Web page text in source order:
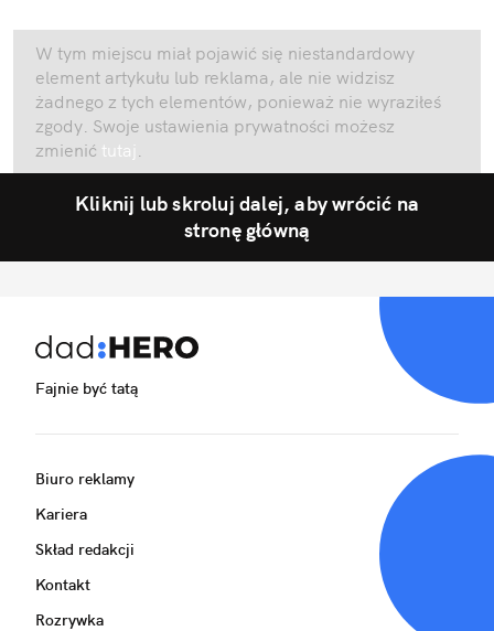
W tym miejscu miał pojawić się niestandardowy
element artykułu lub reklama, ale nie widzisz
żadnego z tych elementów, ponieważ nie wyraziłeś
zgody. Swoje ustawienia prywatności możesz
zmienić tutaj
Kliknij lub skroluj dalej, aby wrócić na
stronę główną
Fajnie być tatą
Biuro reklamy
Kariera
Skład redakcji
Kontakt
Rozrywka